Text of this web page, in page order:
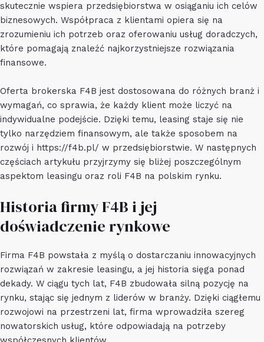
skutecznie wspiera przedsiębiorstwa w osiąganiu ich celów
biznesowych. Współpraca z klientami opiera się na
zrozumieniu ich potrzeb oraz oferowaniu usług doradczych,
które pomagają znaleźć najkorzystniejsze rozwiązania
finansowe.
Oferta brokerska F4B jest dostosowana do różnych branż i
wymagań, co sprawia, że każdy klient może liczyć na
indywidualne podejście. Dzięki temu, leasing staje się nie
tylko narzędziem finansowym, ale także sposobem na
rozwój i https://f4b.pl/ w przedsiębiorstwie. W następnych
częściach artykułu przyjrzymy się bliżej poszczególnym
aspektom leasingu oraz roli F4B na polskim rynku.
Historia firmy F4B i jej
doświadczenie rynkowe
Firma F4B powstała z myślą o dostarczaniu innowacyjnych
rozwiązań w zakresie leasingu, a jej historia sięga ponad
dekady. W ciągu tych lat, F4B zbudowała silną pozycję na
rynku, stając się jednym z liderów w branży. Dzięki ciągłemu
rozwojowi na przestrzeni lat, firma wprowadziła szereg
nowatorskich usług, które odpowiadają na potrzeby